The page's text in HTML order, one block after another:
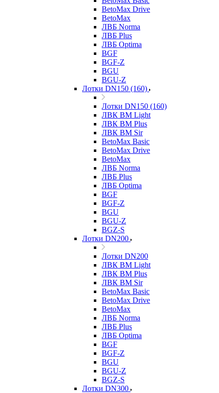
BetoMax Drive
BetoMax
ЛВБ Norma
ЛВБ Plus
ЛВБ Optima
BGF
BGF-Z
BGU
BGU-Z
Лотки DN150 (160)
Лотки DN150 (160)
ЛВК ВМ Light
ЛВК ВМ Plus
ЛВК ВМ Sir
BetoMax Basic
BetoMax Drive
BetoMax
ЛВБ Norma
ЛВБ Plus
ЛВБ Optima
BGF
BGF-Z
BGU
BGU-Z
BGZ-S
Лотки DN200
Лотки DN200
ЛВК ВМ Light
ЛВК ВМ Plus
ЛВК ВМ Sir
BetoMax Basic
BetoMax Drive
BetoMax
ЛВБ Norma
ЛВБ Plus
ЛВБ Optima
BGF
BGF-Z
BGU
BGU-Z
BGZ-S
Лотки DN300